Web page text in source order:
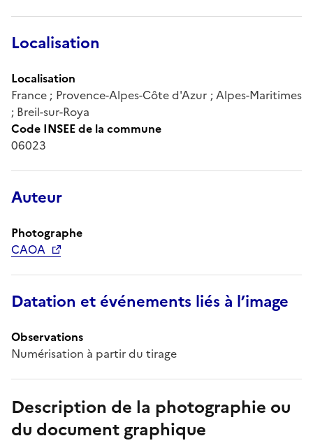
Localisation
Localisation
France ; Provence-Alpes-Côte d'Azur ; Alpes-Maritimes
; Breil-sur-Roya
Code INSEE de la commune
06023
Auteur
Photographe
CAOA
Datation et événements liés à l’image
Observations
Numérisation à partir du tirage
Description de la photographie ou
du document graphique